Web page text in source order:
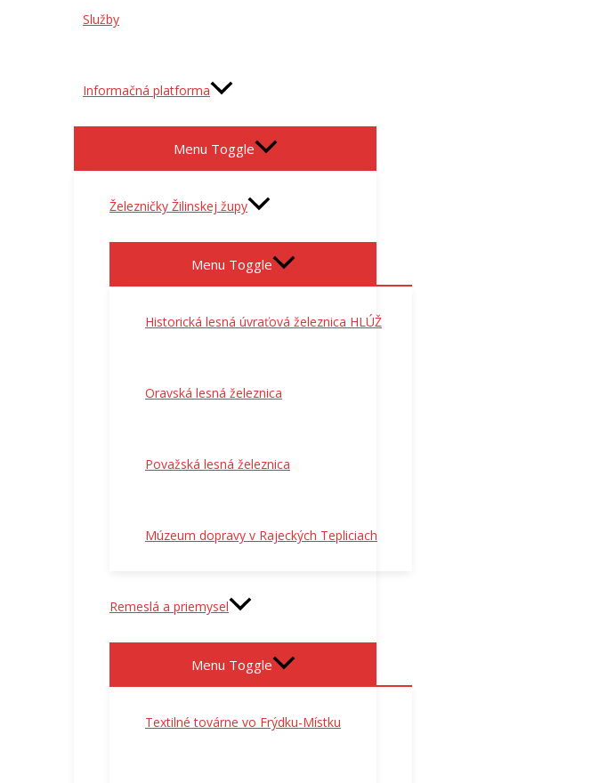
Služby
Informačná platforma
Menu Toggle
Železničky Žilinskej župy
Menu Toggle
Historická lesná úvraťová železnica HLÚŽ
Oravská lesná železnica
Považská lesná železnica
Múzeum dopravy v Rajeckých Tepliciach
Remeslá a priemysel
Menu Toggle
Textilné továrne vo Frýdku-Místku